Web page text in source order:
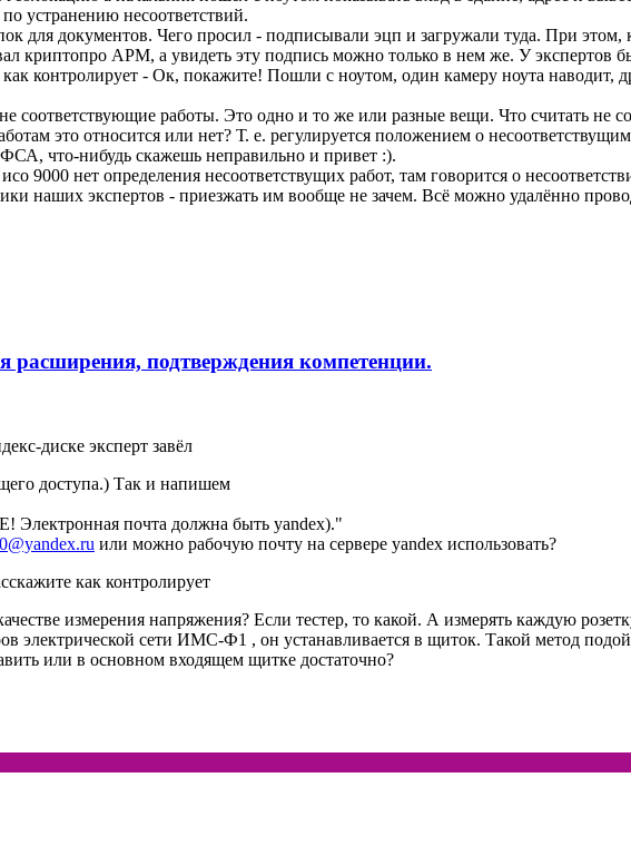
устранению несоответствий.
для документов. Чего просил - подписывали эцп и загружали туда. При
АРМ, а увидеть эту подпись можно только в нем же. У экспертов
контролирует - Ок, покажите! Пошли с ноутом, один камеру ноута наводит,
соответствующие работы. Это одно и то же или разные вещи. Что считать не
это относится или нет? Т. е. регулируется положением о
что-нибудь скажешь неправильно и привет :).
9000 нет определения несоответствущих работ, там говорится о
наших экспертов - приезжать им вообще не зачем. Всё можно удалённо
расширения, подтверждения компетенции.
диске эксперт завёл
доступа.) Так и напишем
почта должна быть yandex)."
или можно рабочую почту на сервере yandex использовать?
как контролирует
измерения напряжения? Если тестер, то какой. А измерять каждую
электрической сети ИМС-Ф1 , он устанавливается в щиток. Такой метод
или в основном входящем щитке достаточно?